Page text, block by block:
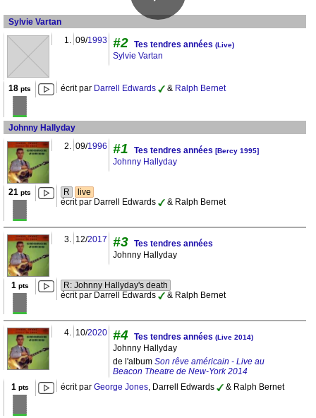
Sylvie Vartan
1. 09/1993 #2 Tes tendres années (Live)
Sylvie Vartan
18 pts écrit par Darrell Edwards & Ralph Bernet
Johnny Hallyday
2. 09/1996 #1 Tes tendres années [Bercy 1995]
Johnny Hallyday
21 pts R
live
écrit par Darrell Edwards
& Ralph Bernet
3. 12/2017 #3 Tes tendres années
Johnny Hallyday
1 pts
R: Johnny Hallyday's death
écrit par Darrell Edwards
& Ralph Bernet
4. 10/2020 #4 Tes tendres années (Live 2014)
Johnny Hallyday
de l'album Son rêve américain - Live au
Beacon Theatre de New-York 2014
1 pts écrit par George Jones, Darrell Edwards & Ralph Bernet